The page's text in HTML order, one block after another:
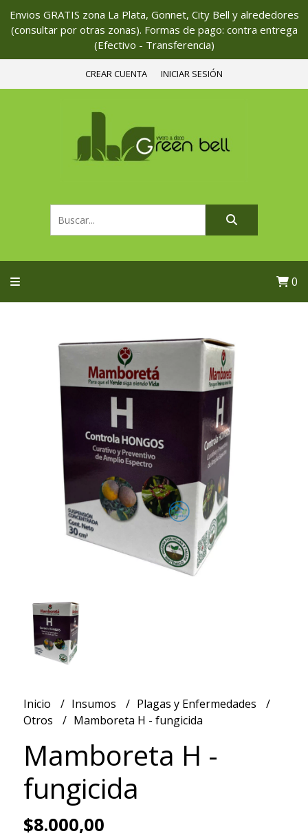
Envios GRATIS zona La Plata, Gonnet, City Bell y alrededores
(consultar por otras zonas). Formas de pago: contra entrega
(Efectivo - Transferencia)
CREAR CUENTA INICIAR SESIÓN
0
Inicio Insumos
Plagas y Enfermedades
Otros
Mamboreta H - fungicida
Mamboreta H -
fungicida
$8.000,00